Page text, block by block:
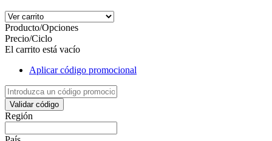
Producto/Opciones
Precio/Ciclo
El carrito está vacío
Aplicar código promocional
Validar código
Región